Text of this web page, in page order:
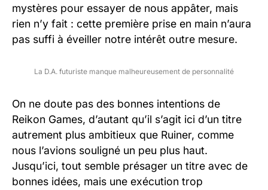
mystères pour essayer de nous appâter, mais
rien n’y fait : cette première prise en main n’aura
pas suffi à éveiller notre intérêt outre mesure.
La D.A. futuriste manque malheureusement de personnalité
On ne doute pas des bonnes intentions de
Reikon Games, d’autant qu’il s’agit ici d’un titre
autrement plus ambitieux que Ruiner, comme
nous l’avions souligné un peu plus haut.
Jusqu’ici, tout semble présager un titre avec de
bonnes idées, mais une exécution trop